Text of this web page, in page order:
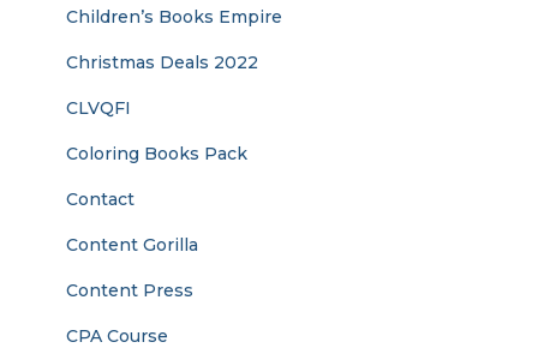
Children’s Books Empire
Christmas Deals 2022
CLVQFI
Coloring Books Pack
Contact
Content Gorilla
Content Press
CPA Course